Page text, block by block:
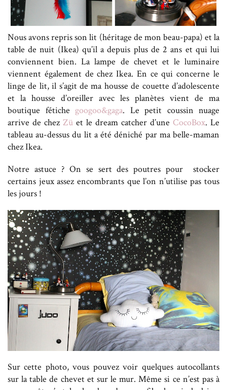
Nous avons repris son lit (héritage de mon beau-papa) et la
table de nuit (Ikea) qu’il a depuis plus de 2 ans et qui lui
conviennent bien. La lampe de chevet et le luminaire
viennent également de chez Ikea. En ce qui concerne le
linge de lit, il s’agit de ma housse de couette d’adolescente
et la housse d’oreiller avec les planètes vient de ma
boutique fétiche googoo&gaga. Le petit coussin nuage
arrive de chez Zü et le dream catcher d’une CocoBox. Le
tableau au-dessus du lit a été déniché par ma belle-maman
chez Ikea.
Notre astuce ? On se sert des poutres pour stocker
certains jeux assez encombrants que l’on n’utilise pas tous
les jours !
Sur cette photo, vous pouvez voir quelques autocollants
sur la table de chevet et sur le mur. Même si ce n’est pas à